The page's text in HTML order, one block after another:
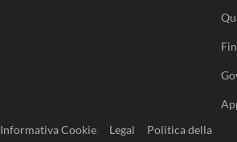
Informativa Cookie Legal Politica della